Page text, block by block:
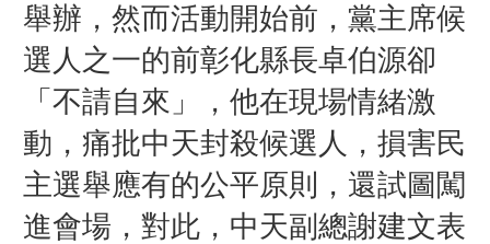
舉辦，然而活動開始前，黨主席候
選人之一的前彰化縣長卓伯源卻
「不請自來」，他在現場情緒激
動，痛批中天封殺候選人，損害民
主選舉應有的公平原則，還試圖闖
進會場，對此，中天副總謝建文表